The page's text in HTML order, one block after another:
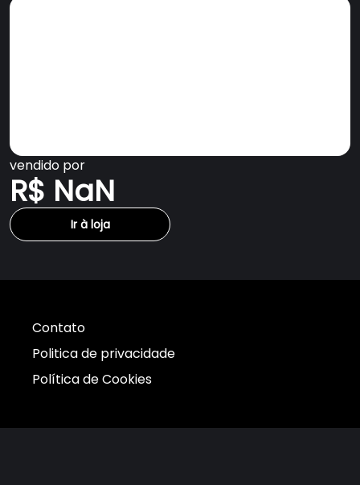
vendido por
R$ NaN
Ir à loja
Contato
Politica de privacidade
Política de Cookies